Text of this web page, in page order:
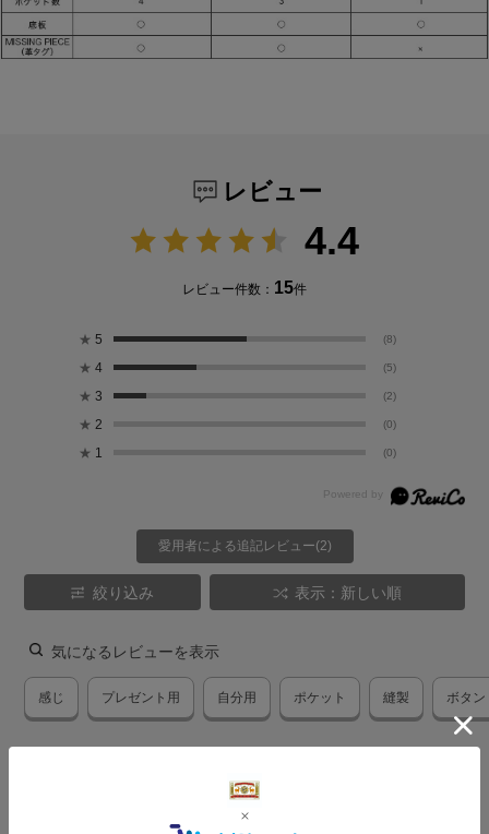
レビュー
4.4
レビュー件数： 15件
★ 5 (8)
★ 4 (5)
★ 3 (2)
★ 2 (0)
★ 1 (0)
愛用者による追記レビュー(2)
絞り込み 表示：新しい順
気になるレビューを表示
感じ プレゼント用 自分用 ポケット 縫製 ボタン